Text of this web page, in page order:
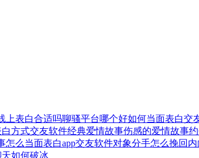
上表白合适吗聊骚平台哪个好如何当面表白交
方式交友软件经典爱情故事伤感的爱情故事
怎么当面表白app交友软件对象分手怎么挽回
天如何破冰